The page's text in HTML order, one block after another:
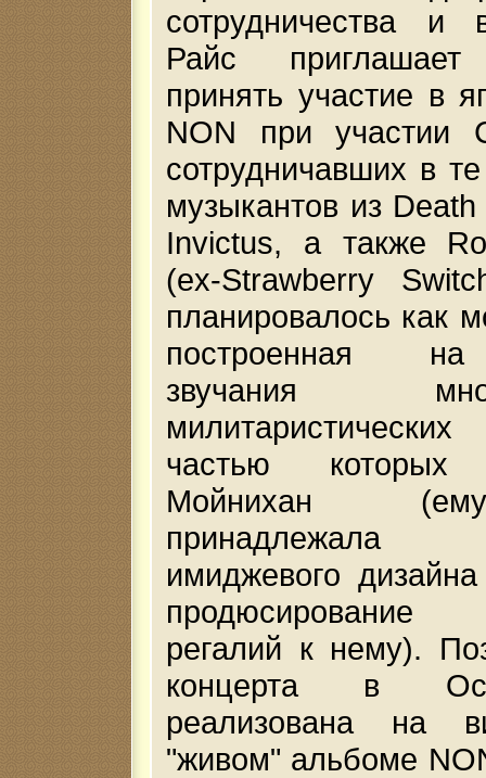
сотрудничества и
Райс
принять участие в
NON при участии
сотрудничавших в
музыкантов из
Invictus, а также
(ex-Strawberry
планировалось как
построенная
звучания
частью
Мойнихан
принадлежала
имиджевого
продюсирование
регалий к нему).
концерта в
реализована на
"живом" альбоме